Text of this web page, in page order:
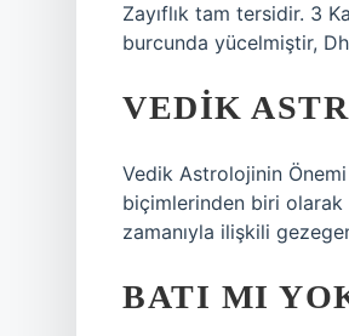
Zayıflık tam tersidir. 3
burcunda yücelmiştir,
VEDIK
Vedik Astrolojinin
biçimlerinden biri
zamanıyla ilişkili
BATI MI